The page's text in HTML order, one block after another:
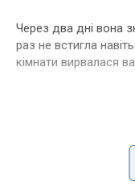
Через два дні вона
раз не встигла
кімнати вирвалася